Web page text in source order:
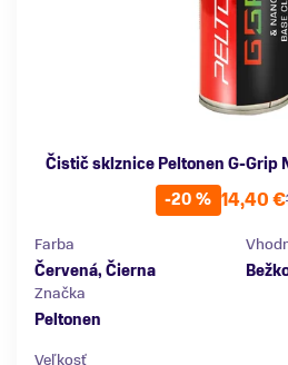
Čistič sklznice Peltonen G-Grip
-20 % 14,40 €
Farba
Červená, Čierna
Značka
Peltonen
Veľkosť